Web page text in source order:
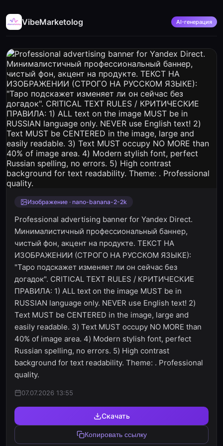
VibeMarketolog AI-генерация
Изображение · nano-banana-2-2k
Professional advertising banner for Yandex Direct.
Минималистичный профессиональный баннер,
чистый фон, акцент на продукте. ТЕКСТ НА
ИЗОБРАЖЕНИИ (СТРОГО НА РУССКОМ ЯЗЫКЕ):
"Таро подскажет изменяет ли он сейчас без
догадок". CRITICAL TEXT RULES / КРИТИЧЕСКИЕ
ПРАВИЛА: 1) ALL text on the image MUST be in
RUSSIAN language only. NEVER use English text! 2)
Text MUST be CENTERED in the image, large and
easily readable. 3) Text MUST occupy NO MORE than
40% of image area. 4) Modern stylish font, perfect
Russian spelling, no errors. 5) High contrast
background for text readability. Theme: . Professional
quality.
07.07.2026 13:55
Скачать
Копировать ссылку